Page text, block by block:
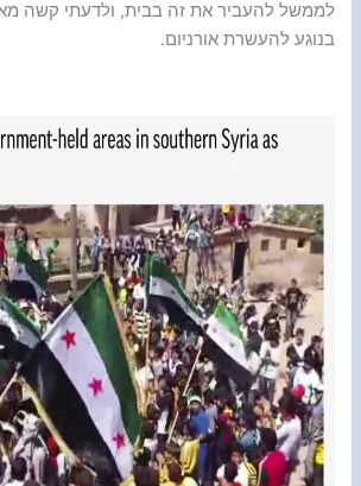
לממשל להעביר את זה בבית, ולדעתי קשה
בנוגע להעשרת אורניום.